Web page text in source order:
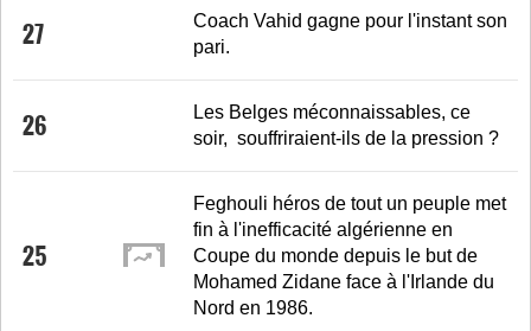
27
Coach Vahid gagne pour l'instant son
pari.
26
Les Belges méconnaissables, ce
soir, souffriraient-ils de la pression ?
25
Feghouli héros de tout un peuple met
fin à l'inefficacité algérienne en
Coupe du monde depuis le but de
Mohamed Zidane face à l'Irlande du
Nord en 1986.